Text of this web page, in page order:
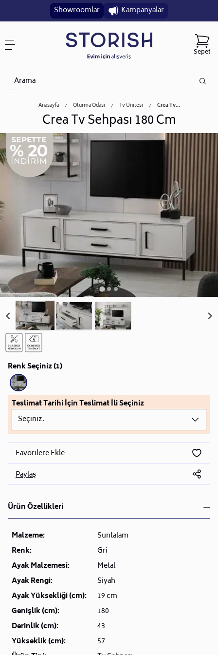
Showroomlar Kampanyalar
Sepet
Anasayfa Oturma Odası Tv Ünitesi Crea Tv...
Crea Tv Sehpası 180 Cm
Renk Seçiniz (1)
Teslimat Tarihi İçin Teslimat İli Seçiniz
Seçiniz.
Favorilere Ekle
Paylaş
Ürün Özellikleri
Malzeme:
Suntalam
Renk:
Gri
Ayak Malzemesi:
Metal
Ayak Rengi:
Siyah
Ayak Yüksekliği (cm):
19 cm
Genişlik (cm):
180
Derinlik (cm):
43
Yükseklik (cm):
57